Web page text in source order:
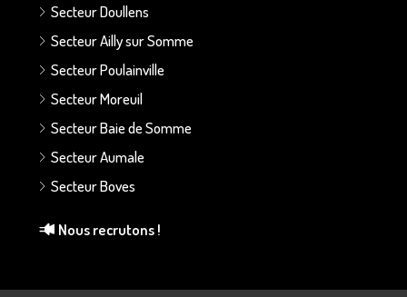
Secteur Doullens
Secteur Ailly sur Somme
Secteur Poulainville
Secteur Moreuil
Secteur Baie de Somme
Secteur Aumale
Secteur Boves
Nous recrutons !